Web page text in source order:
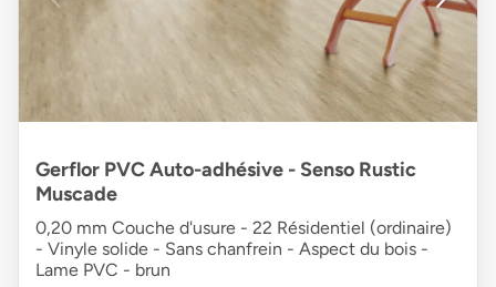
Gerflor PVC Auto-adhésive - Senso Rustic
Muscade
0,20 mm Couche d'usure - 22 Résidentiel (ordinaire)
- Vinyle solide - Sans chanfrein - Aspect du bois -
Lame PVC - brun